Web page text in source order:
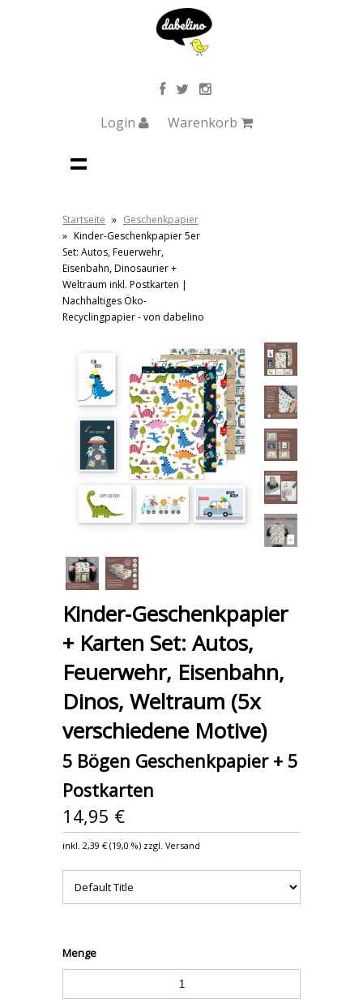
Login Warenkorb
Startseite » Geschenkpapier
» Kinder-Geschenkpapier 5er
Set: Autos, Feuerwehr,
Eisenbahn, Dinosaurier +
Weltraum inkl. Postkarten |
Nachhaltiges Öko-
Recyclingpapier - von dabelino
Kinder-Geschenkpapier
+ Karten Set: Autos,
Feuerwehr, Eisenbahn,
Dinos, Weltraum (5x
verschiedene Motive)
5 Bögen Geschenkpapier + 5
Postkarten
14,95 €
inkl.2,39 € (19,0 %) zzgl. Versand
Menge